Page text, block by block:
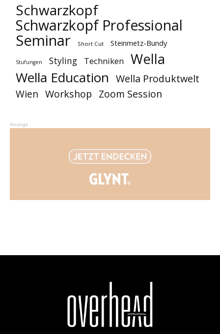
Schwarzkopf
Schwarzkopf Professional
Seminar Short Cut Steinmetz-Bundy
Stufungen Styling Techniken Wella
Wella Education Wella Produktwelt
Wien Workshop Zoom Session
Anzeige